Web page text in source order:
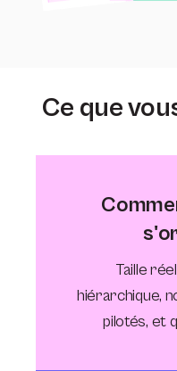
Ce que
Taille
hiérarchique,
pilotés, et